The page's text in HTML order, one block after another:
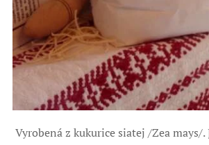
Vyrobená z kukurice siatej /Zea mays/.